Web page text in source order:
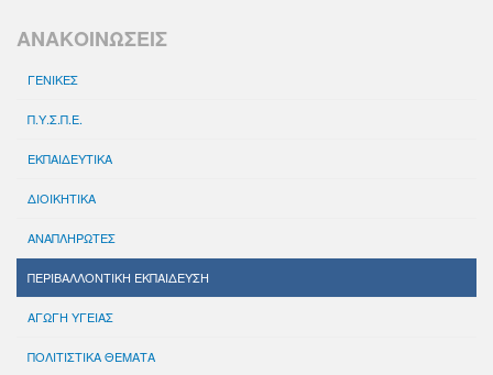
ΑΝΑΚΟΙΝΩΣΕΙΣ
ΓΕΝΙΚΕΣ
Π.Υ.Σ.Π.Ε.
ΕΚΠΑΙΔΕΥΤΙΚΑ
ΔΙΟΙΚΗΤΙΚΑ
ΑΝΑΠΛΗΡΩΤΕΣ
ΠΕΡΙΒΑΛΛΟΝΤΙΚΗ ΕΚΠΑΙΔΕΥΣΗ
ΑΓΩΓΗ ΥΓΕΙΑΣ
ΠΟΛΙΤΙΣΤΙΚΑ ΘΕΜΑΤΑ